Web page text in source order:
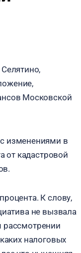
Московской
изменениями в
от кадастровой
К слову,
не вызвала
рассмотрении
налоговых